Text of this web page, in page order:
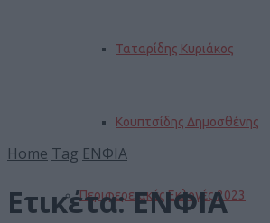
Ταταρίδης Κυριάκος
Κουπτσίδης Δημοσθένης
Περιφερειακές Εκλογές 2023
Home Tag ΕΝΦΙΑ
Ετικέτα:ΕΝΦΙΑ